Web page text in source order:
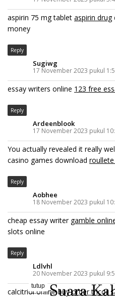
aspirin 75 mg tablet aspirin drug
money
Reply
Sugiwg
17 November 2023 pukul
essay writers online 123 free
Reply
Ardeenblook
17 November 2023 pukul
You actually revealed it really
casino games download
Reply
Aobhee
18 November 2023 pukul
cheap essay writer gamble
slots online
Reply
Ldlvhl
20 November 2023 pukul
calcitriol online buyorder tricor
tutup
..........